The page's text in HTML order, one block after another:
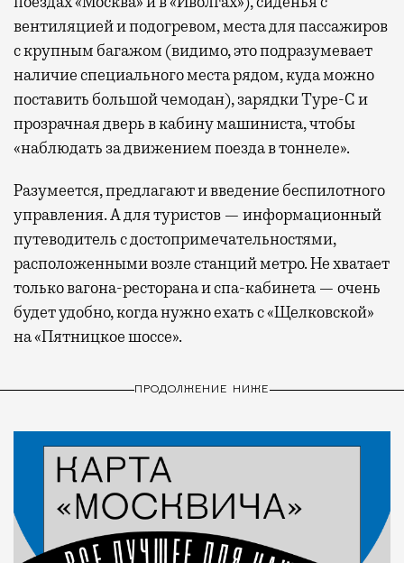
вентиляцией и подогревом, места для пассажиров
с крупным багажом (видимо, это подразумевает
наличие специального места рядом, куда можно
поставить большой чемодан), зарядки Type-C и
прозрачная дверь в кабину машиниста, чтобы
«наблюдать за движением поезда в тоннеле».
Разумеется, предлагают и введение беспилотного
управления. А для туристов — информационный
путеводитель с достопримечательностями,
расположенными возле станций метро. Не хватает
только вагона-ресторана и спа-кабинета — очень
будет удобно, когда нужно ехать с «Щелковской»
на «Пятницкое шоссе».
ПРОДОЛЖЕНИЕ НИЖЕ